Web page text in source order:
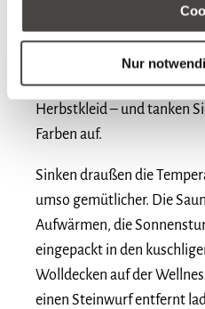
Nur
Bunte Wälder und Wiesen,
kuscheligen
gemütlicher: Der Herbst
für uns bereit! Erleben Sie
Herbstkleid – und tanken
Farben auf.
Sinken draußen die
umso gemütlicher. Die
Aufwärmen, die
eingepackt in den
Wolldecken auf der
einen Steinwurf entfernt